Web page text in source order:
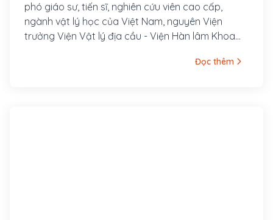
phó giáo sư, tiến sĩ, nghiên cứu viên cao cấp,
ngành vật lý học của Việt Nam, nguyên Viện
trưởng Viện Vật lý địa cầu - Viện Hàn lâm Khoa
Khoa học và Công nghệ. Lĩnh vực ông nghiên cứu
Đọc thêm